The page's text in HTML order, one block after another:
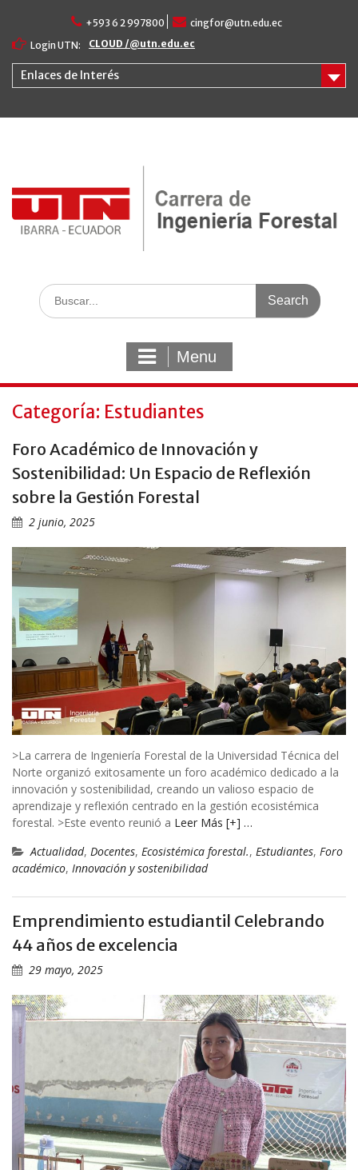
content
+593 6 2 997800
cingfor@utn.edu.ec
Login UTN:
CLOUD /@utn.edu.ec
Enlaces de Interés
Search
for:
Menu
Categoría: Estudiantes
Foro Académico de Innovación y
Sostenibilidad: Un Espacio de Reflexión
sobre la Gestión Forestal
2 junio, 2025
>La carrera de Ingeniería Forestal de la Universidad Técnica del
Norte organizó exitosamente un foro académico dedicado a la
innovación y sostenibilidad, creando un valioso espacio de
aprendizaje y reflexión centrado en la gestión ecosistémica
forestal. >Este evento reunió a Leer Más [+] …
Actualidad, Docentes, Ecosistémica forestal., Estudiantes, Foro
académico, Innovación y sostenibilidad
Emprendimiento estudiantil Celebrando
44 años de excelencia
29 mayo, 2025